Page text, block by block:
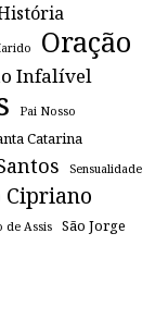
Oração
Infalível
Pai Nosso
Catarina
Sensualidade
Cipriano
de Assis São Jorge